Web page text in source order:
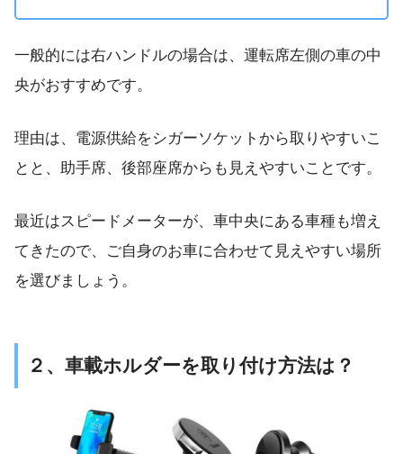
一般的には右ハンドルの場合は、運転席左側の車の中
央がおすすめです。
理由は、電源供給をシガーソケットから取りやすいこ
とと、助手席、後部座席からも見えやすいことです。
最近はスピードメーターが、車中央にある車種も増え
てきたので、ご自身のお車に合わせて見えやすい場所
を選びましょう。
２、車載ホルダーを取り付け方法は？